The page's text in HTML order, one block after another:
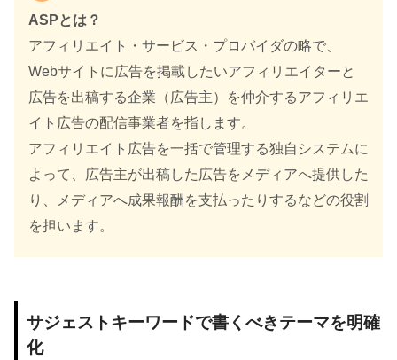
ASPとは？
アフィリエイト・サービス・プロバイダの略で、
Webサイトに広告を掲載したいアフィリエイターと
広告を出稿する企業（広告主）を仲介するアフィリエ
イト広告の配信事業者を指します。
アフィリエイト広告を一括で管理する独自システムに
よって、広告主が出稿した広告をメディアへ提供した
り、メディアへ成果報酬を支払ったりするなどの役割
を担います。
サジェストキーワードで書くべきテーマを明確
化